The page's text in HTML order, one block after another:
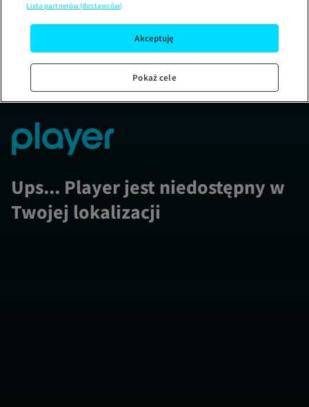
Ups... Player jest niedostępny w
Twojej lokalizacji
Lista partnerów (dostawców)
Akceptuję
Pokaż cele